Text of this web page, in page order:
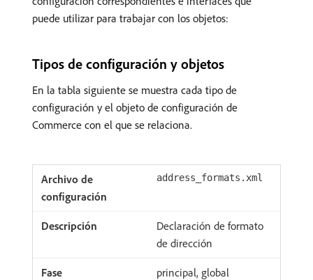
puede utilizar para trabajar con los objetos:
Tipos de configuración y objetos
En la tabla siguiente se muestra cada tipo de
configuración y el objeto de configuración de
Commerce con el que se relaciona.
address_formats.xml
Declaración de formato
de dirección
principal, global